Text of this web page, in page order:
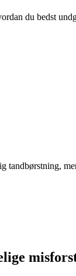
du bedst
tandbørstning,